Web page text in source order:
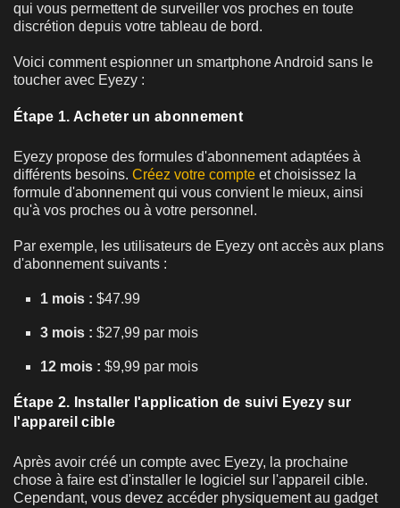
qui vous permettent de surveiller vos proches en toute
discrétion depuis votre tableau de bord.
Voici comment espionner un smartphone Android sans le
toucher avec Eyezy :
Étape 1. Acheter un abonnement
Eyezy propose des formules d'abonnement adaptées à
différents besoins. Créez votre compte et choisissez la
formule d'abonnement qui vous convient le mieux, ainsi
qu'à vos proches ou à votre personnel.
Par exemple, les utilisateurs de Eyezy ont accès aux plans
d'abonnement suivants :
1 mois : $47.99
3 mois : $27,99 par mois
12 mois : $9,99 par mois
Étape 2. Installer l'application de suivi Eyezy sur
l'appareil cible
Après avoir créé un compte avec Eyezy, la prochaine
chose à faire est d'installer le logiciel sur l'appareil cible.
Cependant, vous devez accéder physiquement au gadget